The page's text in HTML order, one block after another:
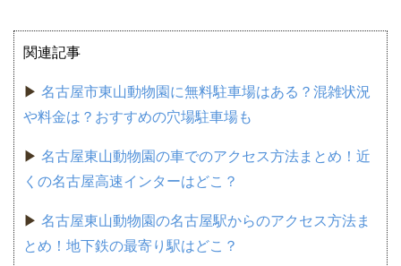
関連記事
▶ 名古屋市東山動物園に無料駐車場はある？混雑状況
や料金は？おすすめの穴場駐車場も
▶ 名古屋東山動物園の車でのアクセス方法まとめ！近
くの名古屋高速インターはどこ？
▶ 名古屋東山動物園の名古屋駅からのアクセス方法ま
とめ！地下鉄の最寄り駅はどこ？